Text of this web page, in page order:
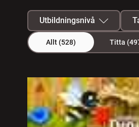
Utbildningsnivå
Förskola
Grundskola F-3
Grundskola 4-6
Allt (528) Titta
528 program hittades